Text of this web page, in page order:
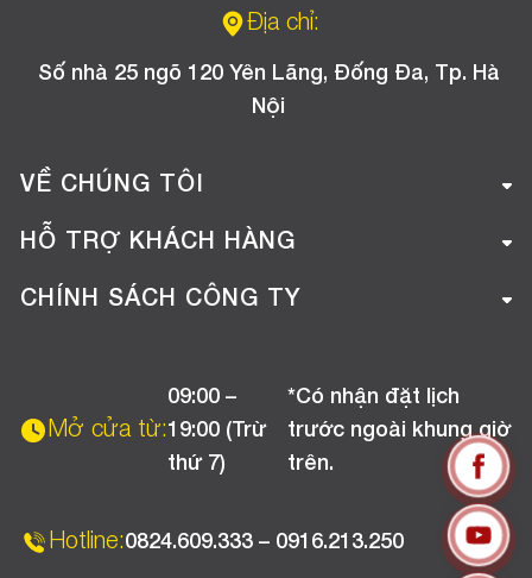
Địa chỉ:
Số nhà 25 ngõ 120 Yên Lãng, Đống Đa, Tp. Hà
Nội
VỀ CHÚNG TÔI
Giới thiệu công ty
Tuyển dụng
HỖ TRỢ KHÁCH HÀNG
Hướng dẫn mua hàng online
Chương trình khuyến mãi
CHÍNH SÁCH CÔNG TY
Chính sách bảo hành
Mở cửa từ:
09:00 –
19:00 (Trừ
thứ 7)
*Có nhận đặt lịch
trước ngoài khung giờ
trên.
Hotline:0824.609.333 – 0916.213.250